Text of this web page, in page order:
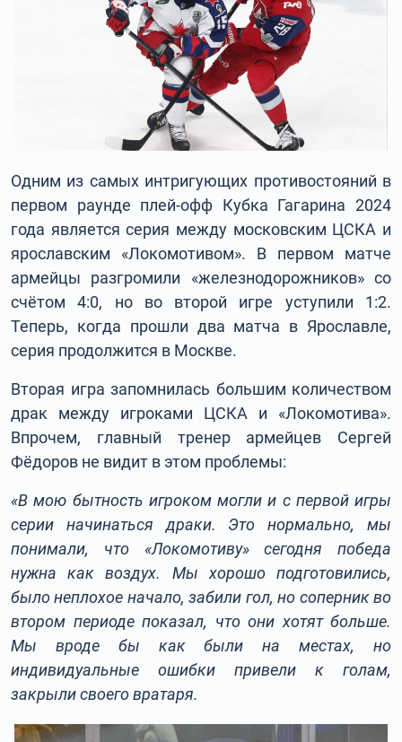
Одним из самых интригующих противостояний в
первом раунде плей-офф Кубка Гагарина 2024
года является серия между московским ЦСКА и
ярославским «Локомотивом». В первом матче
армейцы разгромили «железнодорожников» со
счётом 4:0, но во второй игре уступили 1:2.
Теперь, когда прошли два матча в Ярославле,
серия продолжится в Москве.
Вторая игра запомнилась большим количеством
драк между игроками ЦСКА и «Локомотива».
Впрочем, главный тренер армейцев Сергей
Фёдоров не видит в этом проблемы:
«В мою бытность игроком могли и с первой игры
серии начинаться драки. Это нормально, мы
понимали, что «Локомотиву» сегодня победа
нужна как воздух. Мы хорошо подготовились,
было неплохое начало, забили гол, но соперник во
втором периоде показал, что они хотят больше.
Мы вроде бы как были на местах, но
индивидуальные ошибки привели к голам,
закрыли своего вратаря.